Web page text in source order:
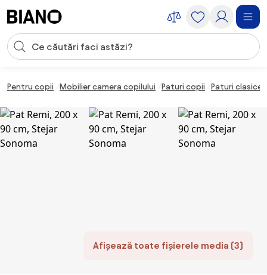
Introducerea căutării
Pentru copii Mobilier camera copilului Paturi copii Paturi clasice
Afișează toate fișierele media (3)